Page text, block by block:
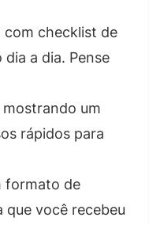
com checklist de
a dia. Pense
um
rápidos para
formato de
que você recebeu